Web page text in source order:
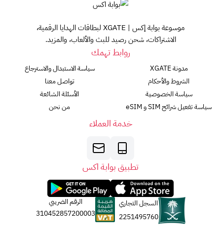
موسوعة بوابة إكس | XGATE لبطاقات الهدايا الرقمية،
الاشتراكات، شحن رصيد للبث والألعاب، والمزيد.
روابط تهمك
مدونة XGATE
الشروط والأحكام
سياسة الخصوصية
سياسة تفعيل شرائح SIM و eSIM
سياسة الاستبدال والاسترجاع
تواصل معنا
الأسئلة الشائعة
من نحن
خدمة العملاء
تطبيق بوابة اكس
السجل التجاري
2251495760
الرقم الضريبي
310452857200003